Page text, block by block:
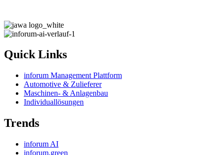
Quick Links
inforum Management Plattform
Automotive & Zulieferer
Maschinen- & Anlagenbau
Individuallösungen
Trends
inforum AI
inforum.green